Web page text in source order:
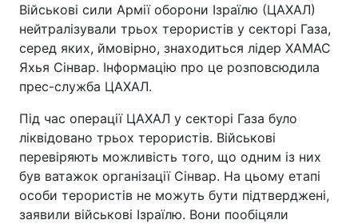
Військові сили Армії оборони Ізраїлю (ЦАХАЛ)
нейтралізували трьох терористів у секторі Газа,
серед яких, ймовірно, знаходиться лідер ХАМАС
Яхья Сінвар. Інформацію про це розповсюдила
прес-служба ЦАХАЛ.
Під час операції ЦАХАЛ у секторі Газа було
ліквідовано трьох терористів. Військові
перевіряють можливість того, що одним із них
був ватажок організації Сінвар. На цьому етапі
особи терористів не можуть бути підтверджені,
заявили військові Ізраїлю. Вони пообіцяли